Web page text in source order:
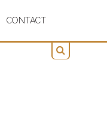
CONTACT